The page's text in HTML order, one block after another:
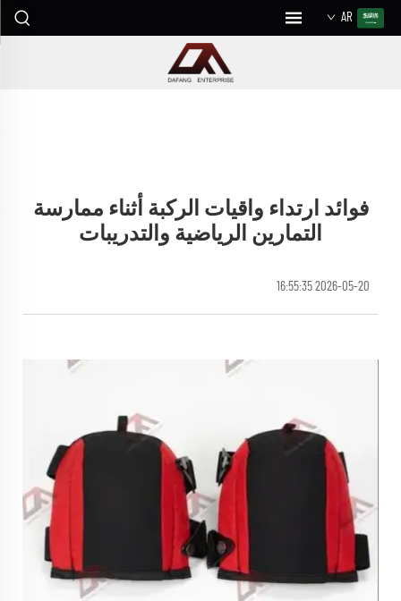
AR
فوائد ارتداء واقيات الركبة أثناء ممارسة
التمارين الرياضية والتدريبات
2026-05-20 16:55:35